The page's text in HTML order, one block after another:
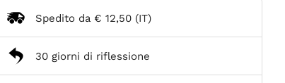
Spedito da € 12,50 (IT)
30 giorni di riflessione